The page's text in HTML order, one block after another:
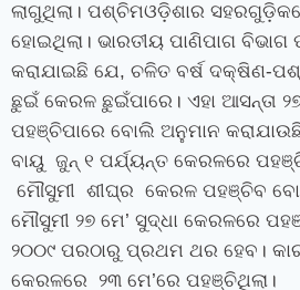
ଲାଗୁଥିଲା। ପଶ୍ଚିମଓଡ଼ିଶାର
ହୋଇଥିଲା। ଭାରତୀୟ ପାଣିପାଗ ବିଭାଗ
କରାଯାଇଛି ଯେ, ଚଳିତ ବର୍ଷ ଦକ୍ଷିଣ-
ଛୁଇଁ କେରଳ ଛୁଇଁପାରେ। ଏହା ଆସନ୍ତା
ପହଞ୍ଚିପାରେ ବୋଲି ଅନୁମାନ
ବାୟୁ ଜୁନ୍‌ ୧ ପର୍ଯ୍ୟନ୍ତ କେରଳରେ
ମୌସୁମୀ ଶୀଘ୍ର କେରଳ ପହଞ୍ଚିବ
ମୌସୁମୀ ୨୭ ମେ’ ସୁଦ୍ଧା କେରଳରେ
୨୦୦୯ ପରଠାରୁ ପ୍ରଥମ ଥର ହେବ।
କେରଳରେ ୨୩ ମେ’ରେ ପହଞ୍ଚିଥିଲା।